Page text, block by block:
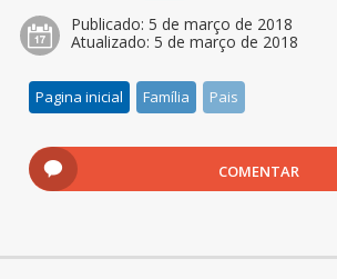
Publicado: 5 de março de 2018
Atualizado: 5 de março de 2018
Pagina inicial Família Pais
COMENTAR